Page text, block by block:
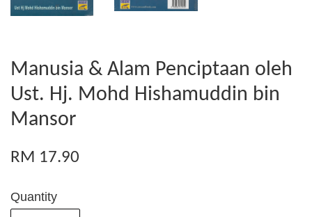
Manusia & Alam Penciptaan oleh
Ust. Hj. Mohd Hishamuddin bin
Mansor
RM 17.90
Quantity